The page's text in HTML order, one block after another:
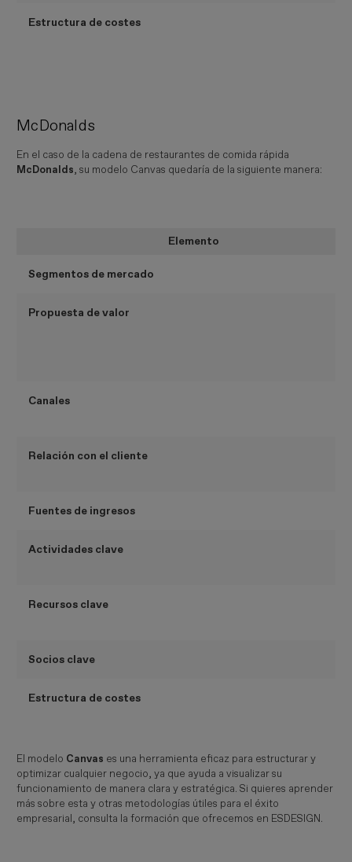
Estructura de costes
McDonalds
En el caso de la cadena de restaurantes de comida rápida
McDonalds, su modelo Canvas quedaría de la siguiente manera:
Elemento
Segmentos de mercado
Propuesta de valor
Canales
Relación con el cliente
Fuentes de ingresos
Actividades clave
Recursos clave
Socios clave
Estructura de costes
El modelo Canvas es una herramienta eficaz para estructurar y
optimizar cualquier negocio, ya que ayuda a visualizar su
funcionamiento de manera clara y estratégica. Si quieres aprender
más sobre esta y otras metodologías útiles para el éxito
empresarial, consulta la formación que ofrecemos en ESDESIGN.